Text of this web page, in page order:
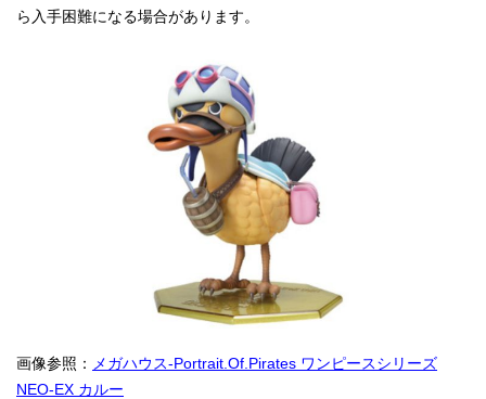
ら入手困難になる場合があります。
画像参照：
メガハウス-Portrait.Of.Pirates ワンピースシリーズ
NEO-EX カルー